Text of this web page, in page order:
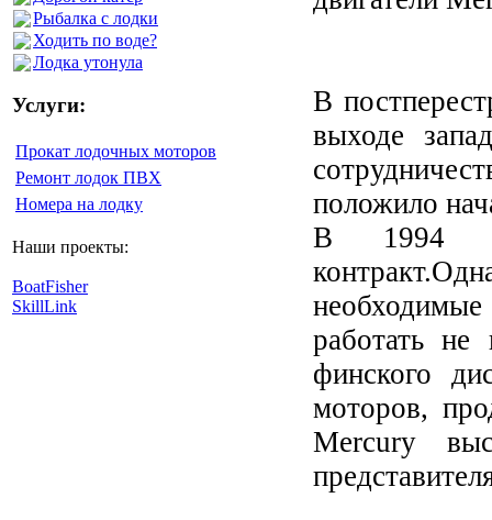
Рыбалка с лодки
Ходить по воде?
Лодка утонула
Услуги:
Прокат лодочных моторов
Ремонт лодок ПВХ
Номера на лодку
Наши проекты:
BoatFisher
SkillLink
В
выходе
положило
В 1994
работать не
финского
моторов,
Mercury